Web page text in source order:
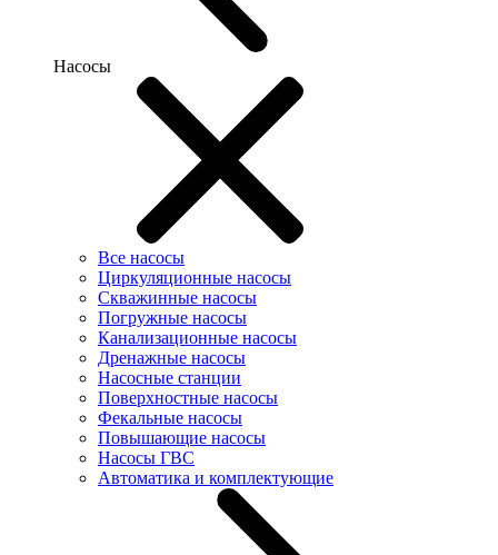
Насосы
Все насосы
Циркуляционные насосы
Скважинные насосы
Погружные насосы
Канализационные насосы
Дренажные насосы
Насосные станции
Поверхностные насосы
Фекальные насосы
Повышающие насосы
Насосы ГВС
Автоматика и комплектующие